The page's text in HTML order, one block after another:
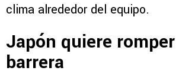
clima alrededor del equipo.
Japón quiere
barrera